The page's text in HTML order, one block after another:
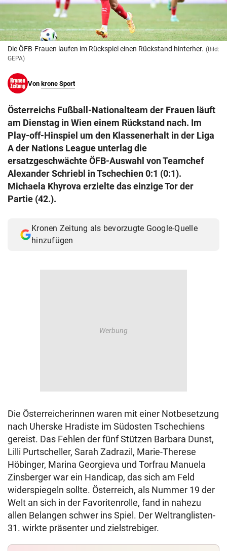
© Krone Multimedia GmbH & Co KG 2026
Muthgasse 2, 1190 Wien
Die ÖFB-Frauen laufen im Rückspiel einen Rückstand hinterher. (Bild:
GEPA)
Von krone Sport
Österreichs Fußball-Nationalteam der Frauen läuft
am Dienstag in Wien einem Rückstand nach. Im
Play-off-Hinspiel um den Klassenerhalt in der Liga
A der Nations League unterlag die
ersatzgeschwächte ÖFB-Auswahl von Teamchef
Alexander Schriebl in Tschechien 0:1 (0:1).
Michaela Khyrova erzielte das einzige Tor der
Partie (42.).
Kronen Zeitung als bevorzugte Google-Quelle
hinzufügen
Die Österreicherinnen waren mit einer Notbesetzung
nach Uherske Hradiste im Südosten Tschechiens
gereist. Das Fehlen der fünf Stützen Barbara Dunst,
Lilli Purtscheller, Sarah Zadrazil, Marie-Therese
Höbinger, Marina Georgieva und Torfrau Manuela
Zinsberger war ein Handicap, das sich am Feld
widerspiegeln sollte. Österreich, als Nummer 19 der
Welt an sich in der Favoritenrolle, fand in nahezu
allen Belangen schwer ins Spiel. Der Weltranglisten-
31. wirkte präsenter und zielstrebiger.